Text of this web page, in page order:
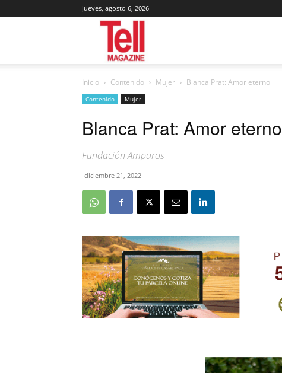
jueves, agosto 6, 2026
Magazine
Inicio Contenido Mujer Blanca Prat: Amor eterno
Contenido Mujer
Blanca Prat: Amor eterno
Fundación Amparos
diciembre 21, 2022